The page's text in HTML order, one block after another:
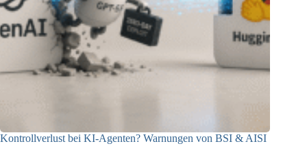
Kontrollverlust bei KI-Agenten? Warnungen von BSI & AISI